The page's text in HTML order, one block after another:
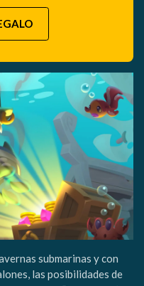
submarinas y con
las posibilidades de